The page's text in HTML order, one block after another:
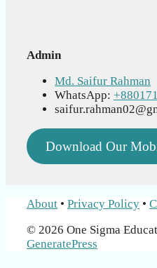
Admin
Md. Saifur Rahman
WhatsApp:
Download Our
About • Privacy Policy •
© 2026 One Sigma
GeneratePress